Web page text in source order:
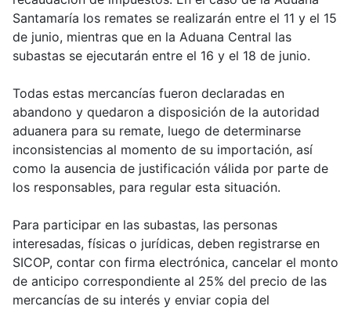
Santamaría los remates se realizarán entre el 11 y el 15
de junio, mientras que en la Aduana Central las
subastas se ejecutarán entre el 16 y el 18 de junio.
Todas estas mercancías fueron declaradas en
abandono y quedaron a disposición de la autoridad
aduanera para su remate, luego de determinarse
inconsistencias al momento de su importación, así
como la ausencia de justificación válida por parte de
los responsables, para regular esta situación.
Para participar en las subastas, las personas
interesadas, físicas o jurídicas, deben registrarse en
SICOP, contar con firma electrónica, cancelar el monto
de anticipo correspondiente al 25% del precio de las
mercancías de su interés y enviar copia del